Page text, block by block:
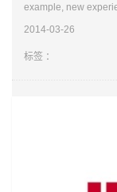
example, new
2014-03-26
标签 ：